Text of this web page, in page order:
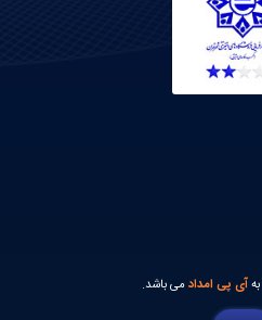
آی پی امدادمی باشد.